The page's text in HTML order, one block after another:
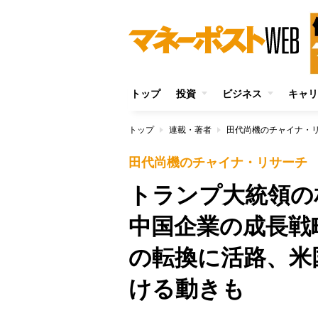
トップ 投資 ビジネス キャ
トップ 連載・著者 田代尚機のチャイナ・
田代尚機のチャイナ・リサーチ
トランプ大統領
中国企業の成長
の転換に活路、
ける動きも